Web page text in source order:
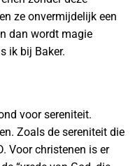
ze onvermijdelijk een
dan wordt magie
ik bij Baker.
voor sereniteit.
Zoals de sereniteit die
Voor christenen is er